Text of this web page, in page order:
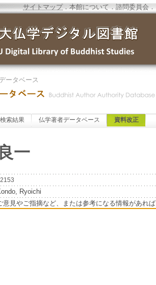
サイトマップ．本館について ．諮問委員会 ．
ータベース
検索結果 仏学著者データベース 資料改正
一
Ryoichi
意見やご指摘など、または参考になる情報があれ